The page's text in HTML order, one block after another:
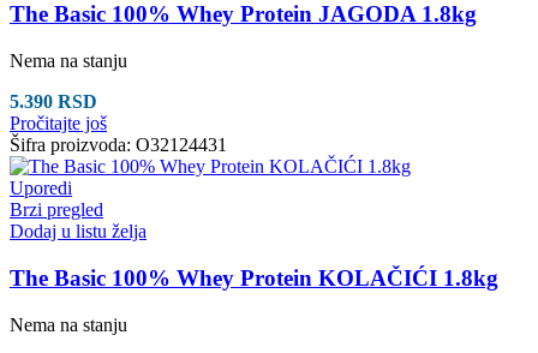
The Basic 100% Whey Protein JAGODA 1.8kg
Nema na stanju
5.390 RSD
Pročitajte još
Šifra proizvoda: O32124431
Uporedi
Brzi pregled
Dodaj u listu želja
The Basic 100% Whey Protein KOLAČIĆI 1.8kg
Nema na stanju